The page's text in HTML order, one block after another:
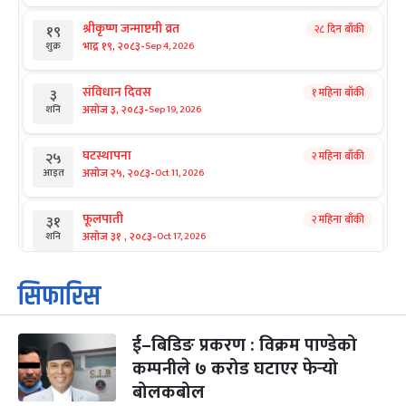
१९
शुक्र
श्रीकृष्ण जन्माष्टमी व्रत
भाद्र १९, २०८३-Sep 4, 2026
२८ दिन बाँकी
३
शनि
संविधान दिवस
असोज ३, २०८३-Sep 19, 2026
१ महिना बाँकी
२५
आइत
घटस्थापना
असोज २५, २०८३-Oct 11, 2026
२ महिना बाँकी
३१
शनि
फूलपाती
असोज ३१ , २०८३-Oct 17, 2026
२ महिना बाँकी
१
आइत
कार्तिक सङ्क्रान्ति
कार्तिक १, २०८३
३
मंगल
महानवमी
कार्तिक ३, २०८३-Oct 20, 2026
२ महिना बाँकी
सिफारिस
ई–बिडिङ प्रकरण : विक्रम पाण्डेको
कम्पनीले ७ करोड घटाएर फेर्‍यो
बोलकबोल